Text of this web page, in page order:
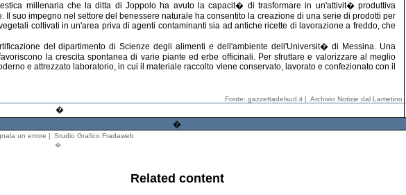
millenaria che la ditta di Joppolo ha avuto la capacit� di trasformare in un'attivit� produttiva
suo impegno nel settore del benessere naturale ha consentito la creazione di una serie di prodotti per
coltivati in un'area priva di agenti contaminanti sia ad antiche ricette di lavorazione a freddo, che
del dipartimento di Scienze degli alimenti e dell'ambiente dell'Universit� di Messina. Una
la crescita spontanea di varie piante ed erbe officinali. Per sfruttare e valorizzare al meglio
e attrezzato laboratorio, in cui il materiale raccolto viene conservato, lavorato e confezionato con il
Fonte: gazzettadelsud.it | Archivio Notizie dal Lametino
�
�
un errore | Studio Grafico Fradaweb
�
Related content